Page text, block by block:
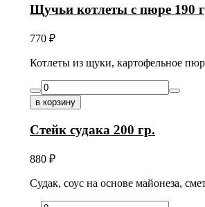
Щучьи котлеты с пюре 190
770 ₽
Котлеты из щуки, картофельное
в корзину
Стейк судака 200 гр.
880 ₽
Судак, соус на основе майонеза,